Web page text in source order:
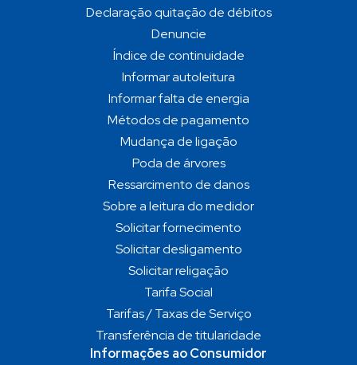
Declaração quitação de débitos
Denuncie
Índice de continuidade
Informar autoleitura
Informar falta de energia
Métodos de pagamento
Mudança de ligação
Poda de árvores
Ressarcimento de danos
Sobre a leitura do medidor
Solicitar fornecimento
Solicitar desligamento
Solicitar religação
Tarifa Social
Tarifas / Taxas de Serviço
Transferência de titularidade
Informações ao Consumidor